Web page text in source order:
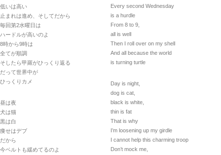
低いは高い
止まれは進め、そしてだから
毎回第2水曜日は
ハードルが高いのよ
8時から9時は
全てが順調
そしたら甲羅がひっくり返る
だって世界中が
ひっくりカメ
昼は夜
犬は猫
黒は白
痩せはデブ
だから
今ベルトも緩めてるのよ
Every second Wednesday
is a hurdle
From 8 to 9,
all is well
Then I roll over on my shell
And all because the world
is turning turtle
Day is night,
dog is cat,
black is white,
thin is fat
That is why
I’m loosening up my girdle
I cannot help this charming troop
Don’t mock me,